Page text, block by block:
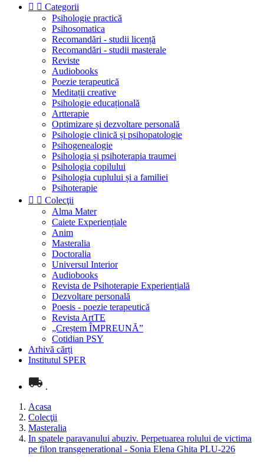
  Categorii
Psihologie practică
Psihosomatica
Recomandări - studii licență
Recomandări - studii masterale
Reviste
Audiobooks
Poezie terapeutică
Meditații creative
Psihologie educațională
Artterapie
Optimizare și dezvoltare personală
Psihologie clinică și psihopatologie
Psihogenealogie
Psihologia și psihoterapia traumei
Psihologia copilului
Psihologia cuplului și a familiei
Psihoterapie
  Colecţii
Alma Mater
Caiete Experiențiale
Anim
Masteralia
Doctoralia
Universul Interior
Audiobooks
Revista de Psihoterapie Experiențială
Dezvoltare personală
Poesis - poezie terapeutică
Revista ArtTE
„Creștem ÎMPREUNĂ”
Cotidian PSY
Arhivă cărți
Institutul SPER
.
Acasa
Colecţii
Masteralia
In spatele paravanului abuziv. Perpetuarea rolului de victima
pe filon transgenerational - Sonia Elena Ghita PLU-226